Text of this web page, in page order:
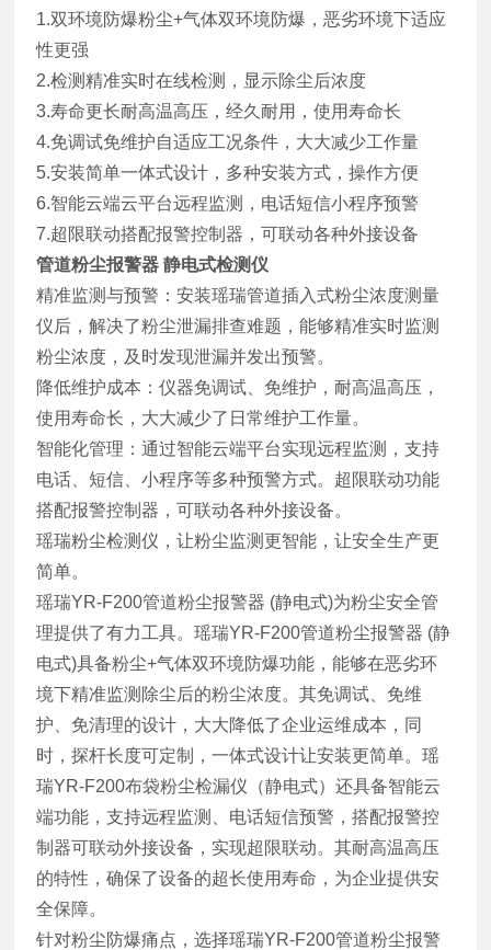
1.双环境防爆粉尘+气体双环境防爆，恶劣环境下适应
性更强
2.检测精准实时在线检测，显示除尘后浓度
3.寿命更长耐高温高压，经久耐用，使用寿命长
4.免调试免维护自适应工况条件，大大减少工作量
5.安装简单一体式设计，多种安装方式，操作方便
6.智能云端云平台远程监测，电话短信小程序预警
7.超限联动搭配报警控制器，可联动各种外接设备
管道粉尘报警器 静电式检测仪
精准监测与预警：安装瑶瑞管道插入式粉尘浓度测量
仪后，解决了粉尘泄漏排查难题，能够精准实时监测
粉尘浓度，及时发现泄漏并发出预警。
降低维护成本：仪器免调试、免维护，耐高温高压，
使用寿命长，大大减少了日常维护工作量。
智能化管理：通过智能云端平台实现远程监测，支持
电话、短信、小程序等多种预警方式。超限联动功能
搭配报警控制器，可联动各种外接设备。
瑶瑞粉尘检测仪，让粉尘监测更智能，让安全生产更
简单。
瑶瑞YR-F200管道粉尘报警器 (静电式)为粉尘安全管
理提供了有力工具。瑶瑞YR-F200管道粉尘报警器 (静
电式)具备粉尘+气体双环境防爆功能，能够在恶劣环
境下精准监测除尘后的粉尘浓度。其免调试、免维
护、免清理的设计，大大降低了企业运维成本，同
时，探杆长度可定制，一体式设计让安装更简单。瑶
瑞YR-F200布袋粉尘检漏仪（静电式）还具备智能云
端功能，支持远程监测、电话短信预警，搭配报警控
制器可联动外接设备，实现超限联动。其耐高温高压
的特性，确保了设备的超长使用寿命，为企业提供安
全保障。
针对粉尘防爆痛点，选择瑶瑞YR-F200管道粉尘报警